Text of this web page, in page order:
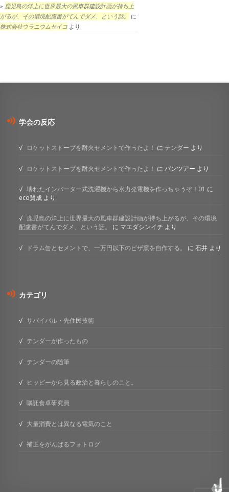
鹿児島の洋上に世界最大の風車群建設計画が持ち上
がるが、その環境配慮書がてんでダメ、という話。
に
株式会社ウラニウムセイコ より
学会の反応
ロケットストーブを耐火セメントで作ったよ！ に テンダー より
ロケットストーブを耐火セメントで作ったよ！ に パンツアー より
壊れたインバーター式洗濯機から水力発電機を作っちゃうぞ！01 に
eco賛成 より
鹿児島の洋上に世界最大の風車群建設計画が持ち上がるが、その環境
配慮書がてんでダメ、という話。
に マエダシンイチ より
ドラム缶とセメントで、一万円以下のピザ窯を自作する。 に石井 より
カテゴリ
サバイバル・先住民技術
テンダーが作ったもの
テンダーの随筆
ヒッピーから見る政治と暮らしのこと。
嘱託食卓研究員
大量消費とは異なる電気のこと
補正をがんばるフォトログ